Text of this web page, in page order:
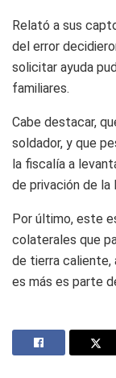
Relató a sus
del error
solicitar ayuda
familiares.
Cabe destacar,
soldador, y que
la fiscalía a
de privación de
Por último, este
colaterales que
de tierra caliente,
es más es parte